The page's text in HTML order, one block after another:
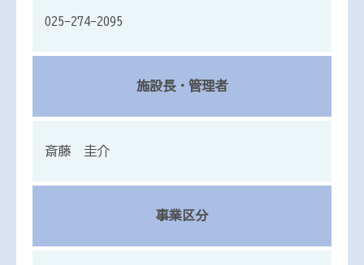
025-274-2095
施設長・管理者
斎藤 圭介
事業区分